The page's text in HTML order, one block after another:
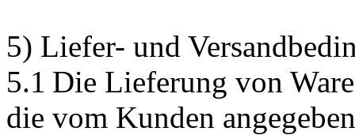
5) Liefer- und
5.1 Die Lieferung von
die vom Kunden